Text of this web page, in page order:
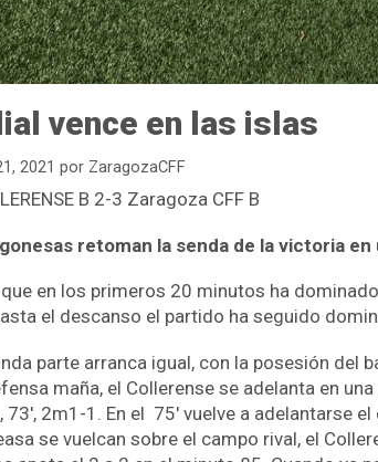
vence en las islas
2021 por ZaragozaCFF
B 2-3 Zaragoza CFF B
retoman la senda de la victoria
en los primeros 20 minutos ha
el descanso el partido ha seguido
parte arranca igual, con la posesión del
maña, el Collerense se adelanta en
73′, 2m1-1. En el 75′ vuelve a adelantarse
se vuelcan sobre el campo rival, el